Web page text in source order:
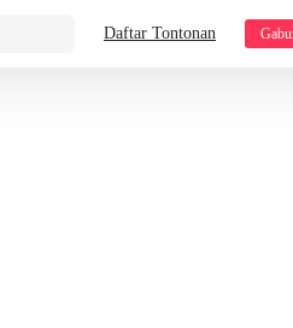
Daftar Tontonan